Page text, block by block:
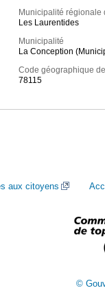
Municipalité régionale
Les Laurentides
Municipalité
La Conception
Code géographique
78115
aux citoyens
©